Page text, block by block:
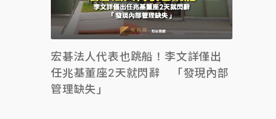
宏碁法人代表也跳船！李文詳僅出
任兆基董座2天就閃辭 「發現內部
管理缺失」